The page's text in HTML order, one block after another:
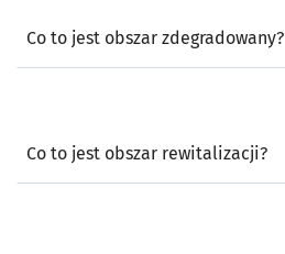
Co to jest obszar zdegradowany?
Co to jest obszar rewitalizacji?